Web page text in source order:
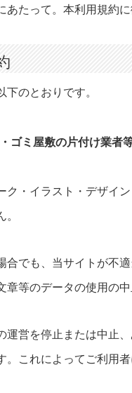
たって。本利用規約
下のとおりです。
ゴミ屋敷の片付け業者
ク・イラスト・デザイ
合でも、当サイトが不
等のデータの使用の
運営を停止または中止
。これによってご利用